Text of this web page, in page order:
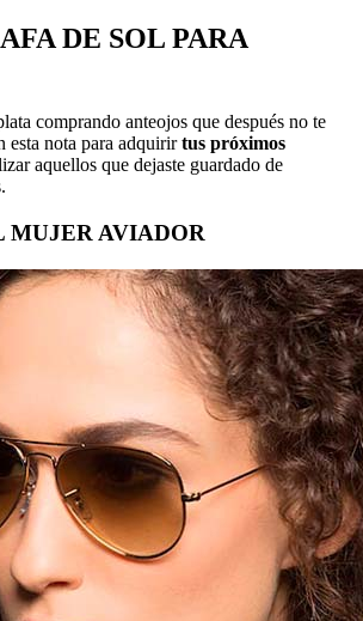
DE SOL PARA
comprando anteojos que después no te
esta nota para adquirirtus próximos
aquellos que dejaste guardado de
MUJER AVIADOR